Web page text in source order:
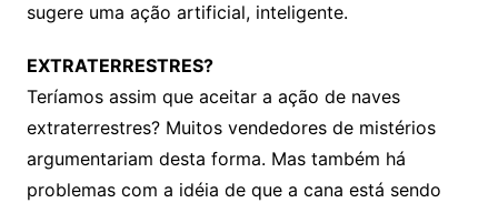
sugere uma ação artificial, inteligente.
EXTRATERRESTRES?
Teríamos assim que aceitar a ação de naves
extraterrestres? Muitos vendedores de mistérios
argumentariam desta forma. Mas também há
problemas com a idéia de que a cana está sendo